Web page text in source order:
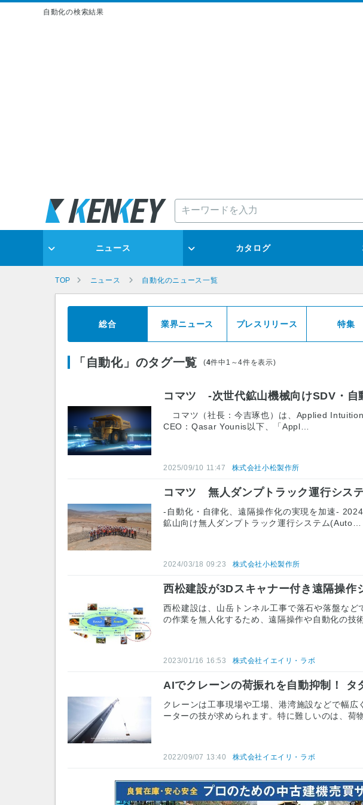
自動化の検索結果
ニュース カタログ
TOP ニュース 自動化のニュース一覧
総合 業界ニュース プレスリリース 特集
「自動化」のタグ一覧 (4件中1～4件を表示)
コマツ -次世代鉱山機械向けSDV・自
コマツ（社長：今吉琢也）は、Applied
CEO：Qasar Younis以下、「Appl…
2025/09/10 11:47 株式会社小松製作所
コマツ 無人ダンプトラック運行シス
-自動化・自律化、遠隔操作化の実現を加速-
鉱山向け無人ダンプトラック運行システム(Auto…
2024/03/18 09:23 株式会社小松製作所
西松建設が3Dスキャナー付き遠隔操
西松建設は、山岳トンネル工事で落石や落盤な
の作業を無人化するため、遠隔操作や自動化の技
2023/01/16 16:53 株式会社イエイリ・ラボ
AIでクレーンの荷振れを自動抑制！
クレーンは工事現場や工場、港湾施設などで幅
ーターの技が求められます。特に難しいのは、荷
2022/09/07 13:40 株式会社イエイリ・ラボ